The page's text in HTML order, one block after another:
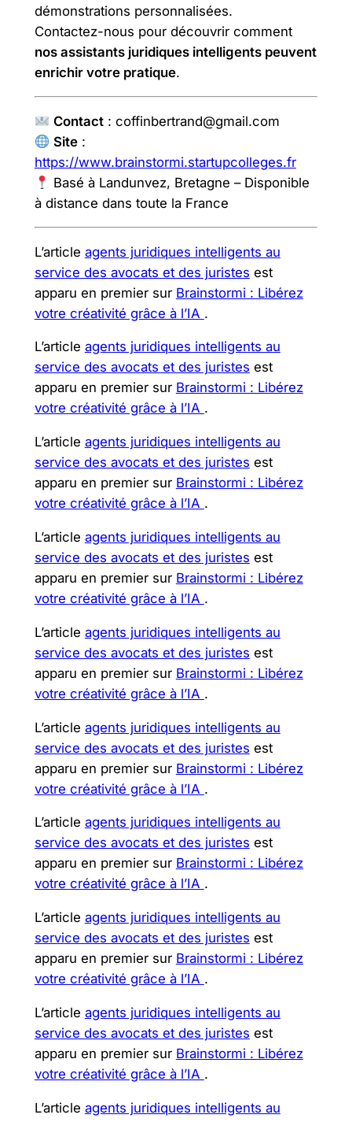
démonstrations personnalisées.
Contactez-nous pour découvrir comment
nos assistants juridiques intelligents peuvent
enrichir votre pratique.
Contact: coffinbertrand@gmail.com
Site:
https://www.brainstormi.startupcolleges.fr
Basé à Landunvez, Bretagne – Disponible
à distance dans toute la France
L’article agents juridiques intelligents au
service des avocats et des juristes est
apparu en premier sur Brainstormi : Libérez
votre créativité grâce à l’IA .
L’article agents juridiques intelligents au
service des avocats et des juristes est
apparu en premier sur Brainstormi : Libérez
votre créativité grâce à l’IA .
L’article agents juridiques intelligents au
service des avocats et des juristes est
apparu en premier sur Brainstormi : Libérez
votre créativité grâce à l’IA .
L’article agents juridiques intelligents au
service des avocats et des juristes est
apparu en premier sur Brainstormi : Libérez
votre créativité grâce à l’IA .
L’article agents juridiques intelligents au
service des avocats et des juristes est
apparu en premier sur Brainstormi : Libérez
votre créativité grâce à l’IA .
L’article agents juridiques intelligents au
service des avocats et des juristes est
apparu en premier sur Brainstormi : Libérez
votre créativité grâce à l’IA .
L’article agents juridiques intelligents au
service des avocats et des juristes est
apparu en premier sur Brainstormi : Libérez
votre créativité grâce à l’IA .
L’article agents juridiques intelligents au
service des avocats et des juristes est
apparu en premier sur Brainstormi : Libérez
votre créativité grâce à l’IA .
L’article agents juridiques intelligents au
service des avocats et des juristes est
apparu en premier sur Brainstormi : Libérez
votre créativité grâce à l’IA .
L’article agents juridiques intelligents au